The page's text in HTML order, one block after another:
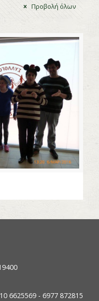
Προβολή όλων
6625569 - 6977 872815